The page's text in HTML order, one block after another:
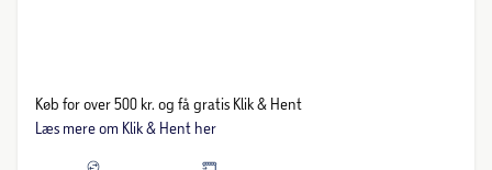
Køb for over 500 kr. og få gratis Klik & Hent
Læs mere om Klik & Hent her